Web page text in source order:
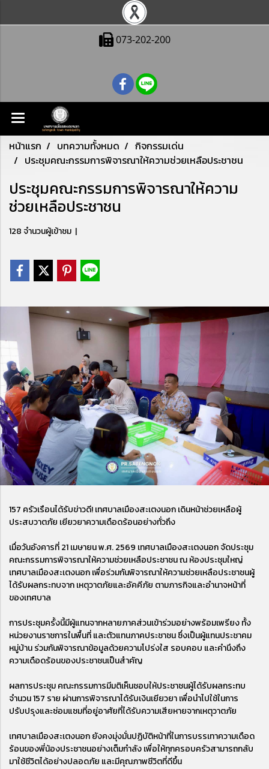
073-202-200
หน้าแรก บทความทั้งหมด
กิจกรรมเด่น
ประชุมคณะกรรมการพิจารณาให้ความช่วยเหลือประชาชน
ประชุมคณะกรรมการพิจารณาให้ความ
ช่วยเหลือประชาชน
128 จำนวนผู้เข้าชม |
157 ครัวเรือนได้รับข่าวดี! เทศบาลเมืองสะเตงนอก เดินหน้าช่วยเหลือผู้
ประสบวาตภัย เยียวยาความเดือดร้อนอย่างทั่วถึง
เมื่อวันอังคารที่ 21 เมษายน พ.ศ. 2569 เทศบาลเมืองสะเตงนอก จัดประชุม
คณะกรรมการพิจารณาให้ความช่วยเหลือประชาชน ณ ห้องประชุมใหญ่
เทศบาลเมืองสะเตงนอก เพื่อร่วมกันพิจารณาให้ความช่วยเหลือประชาชนผู้
ได้รับผลกระทบจาก เหตุวาตภัยและอัคคีภัย ตามภารกิจและอำนาจหน้าที่
ของเทศบาล
การประชุมครั้งนี้มีผู้แทนจากหลายภาคส่วนเข้าร่วมอย่างพร้อมเพรียง ทั้ง
หน่วยงานราชการในพื้นที่ และตัวแทนภาคประชาชน ซึ่งเป็นผู้แทนประชาคม
หมู่บ้าน ร่วมกันพิจารณาข้อมูลด้วยความโปร่งใส รอบคอบ และคำนึงถึง
ความเดือดร้อนของประชาชนเป็นสำคัญ
ผลการประชุม คณะกรรมการมีมติเห็นชอบให้ประชาชนผู้ได้รับผลกระทบ
จำนวน 157 ราย ผ่านการพิจารณาได้รับเงินเยียวยา เพื่อนำไปใช้ในการ
ปรับปรุงและซ่อมแซมที่อยู่อาศัยที่ได้รับความเสียหายจากเหตุวาตภัย
เทศบาลเมืองสะเตงนอก ยังคงมุ่งมั่นปฏิบัติหน้าที่ในการบรรเทาความเดือด
ร้อนของพี่น้องประชาชนอย่างเต็มกำลัง เพื่อให้ทุกครอบครัวสามารถกลับ
มาใช้ชีวิตได้อย่างปลอดภัย และมีคุณภาพชีวิตที่ดีขึ้น